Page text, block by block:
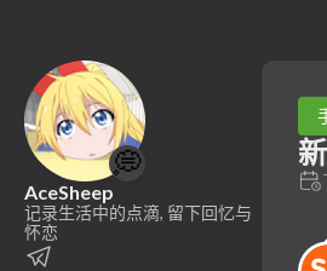
💭
AceSheep
记录生活中的点滴, 留下回忆与
怀恋